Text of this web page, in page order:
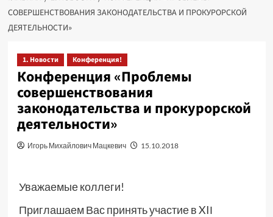
СОВЕРШЕНСТВОВАНИЯ ЗАКОНОДАТЕЛЬСТВА И ПРОКУРОРСКОЙ
ДЕЯТЕЛЬНОСТИ»
1. Новости Конференция!
Конференция «Проблемы
совершенствования
законодательства и прокурорской
деятельности»
Игорь Михайлович Мацкевич 15.10.2018
Уважаемые коллеги!
Приглашаем Вас принять участие в XIІ